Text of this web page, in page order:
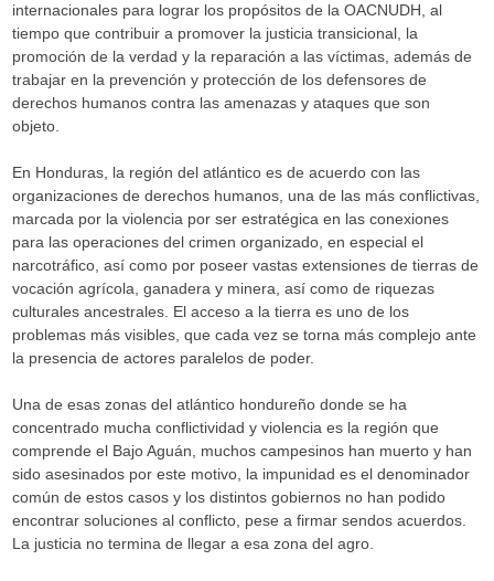
internacionales para lograr los propósitos de la OACNUDH, al
tiempo que contribuir a promover la justicia transicional, la
promoción de la verdad y la reparación a las víctimas, además de
trabajar en la prevención y protección de los defensores de
derechos humanos contra las amenazas y ataques que son
objeto.
En Honduras, la región del atlántico es de acuerdo con las
organizaciones de derechos humanos, una de las más conflictivas,
marcada por la violencia por ser estratégica en las conexiones
para las operaciones del crimen organizado, en especial el
narcotráfico, así como por poseer vastas extensiones de tierras de
vocación agrícola, ganadera y minera, así como de riquezas
culturales ancestrales. El acceso a la tierra es uno de los
problemas más visibles, que cada vez se torna más complejo ante
la presencia de actores paralelos de poder.
Una de esas zonas del atlántico hondureño donde se ha
concentrado mucha conflictividad y violencia es la región que
comprende el Bajo Aguán, muchos campesinos han muerto y han
sido asesinados por este motivo, la impunidad es el denominador
común de estos casos y los distintos gobiernos no han podido
encontrar soluciones al conflicto, pese a firmar sendos acuerdos.
La justicia no termina de llegar a esa zona del agro.